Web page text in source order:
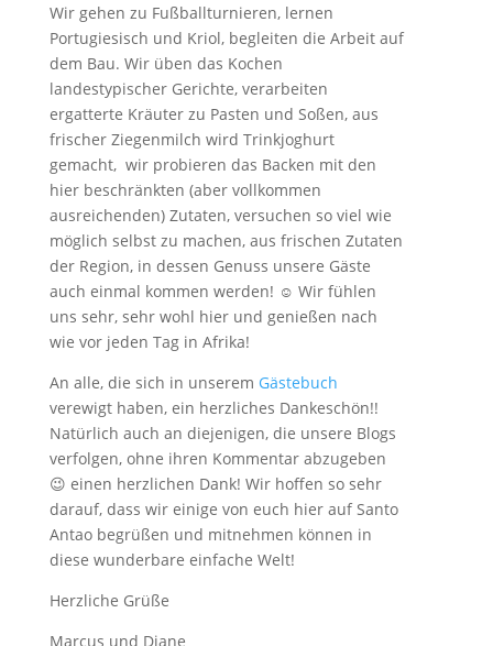
Wir gehen zu Fußballturnieren, lernen
Portugiesisch und Kriol, begleiten die Arbeit auf
dem Bau. Wir üben das Kochen
landestypischer Gerichte, verarbeiten
ergatterte Kräuter zu Pasten und Soßen, aus
frischer Ziegenmilch wird Trinkjoghurt
gemacht, wir probieren das Backen mit den
hier beschränkten (aber vollkommen
ausreichenden) Zutaten, versuchen so viel wie
möglich selbst zu machen, aus frischen Zutaten
der Region, in dessen Genuss unsere Gäste
auch einmal kommen werden! ☺ Wir fühlen
uns sehr, sehr wohl hier und genießen nach
wie vor jeden Tag in Afrika!
An alle, die sich in unserem Gästebuch
verewigt haben, ein herzliches Dankeschön!!
Natürlich auch an diejenigen, die unsere Blogs
verfolgen, ohne ihren Kommentar abzugeben
😉 einen herzlichen Dank! Wir hoffen so sehr
darauf, dass wir einige von euch hier auf Santo
Antao begrüßen und mitnehmen können in
diese wunderbare einfache Welt!
Herzliche Grüße
Marcus und Diane